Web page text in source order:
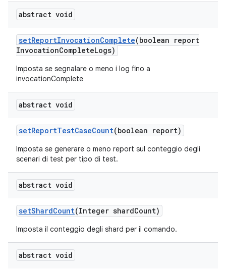
abstract void
setReportInvocationComplete(boolean report
InvocationCompleteLogs)
Imposta se segnalare o meno i log fino a
invocationComplete
abstract void
setReportTestCaseCount(boolean report)
Imposta se generare o meno report sul conteggio degli
scenari di test per tipo di test.
abstract void
setShardCount(Integer shardCount)
Imposta il conteggio degli shard per il comando.
abstract void